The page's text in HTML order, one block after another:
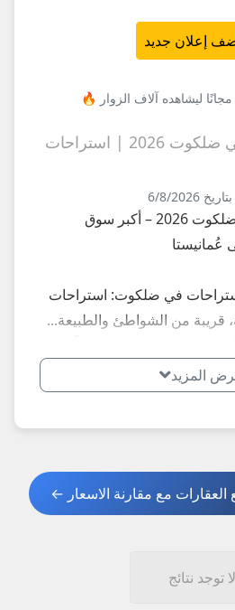
ليشاهده آلاف الزوار 🔥
استراحات للايجار في ضلكوت 2026 | استراحات
8/2026
استراحات للايجار في ضلكوت 2026 – أكبر سوق
في ضلكوت: استراحات
قريبة من الشواطئ والطبيعة...
في ضلكوت 2026:**
استراحة في ضلكوت
المزيد
مع مقارنة الاسعار ←
لا توجد نتائج